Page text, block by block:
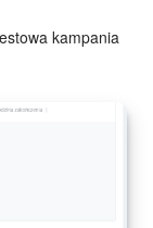
kampania